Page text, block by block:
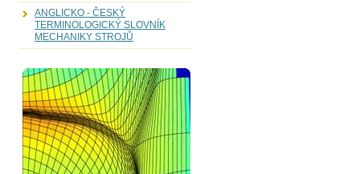
ANGLICKO - ČESKÝ
TERMINOLOGICKÝ SLOVNÍK
MECHANIKY STROJŮ